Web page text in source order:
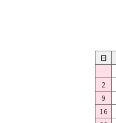
日
2
9
16